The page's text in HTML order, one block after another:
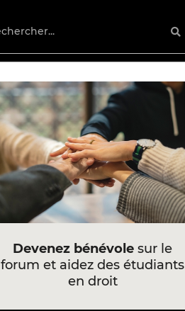
Devenez bénévole sur le
forum et aidez des étudiants
en droit